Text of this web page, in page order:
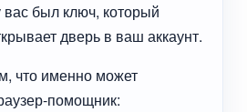
вас был ключ, который
дверь в ваш аккаунт.
что именно может
помощник: